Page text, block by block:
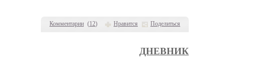
Комментарии (12) Нравится Поделиться
ДНЕВНИК